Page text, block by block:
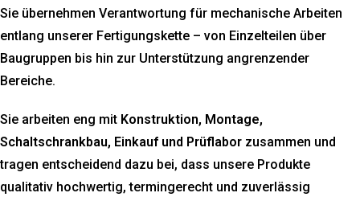
Sie übernehmen Verantwortung für mechanische Arbeiten
entlang unserer Fertigungskette – von Einzelteilen über
Baugruppen bis hin zur Unterstützung angrenzender
Bereiche.
Sie arbeiten eng mit Konstruktion, Montage,
Schaltschrankbau, Einkauf und Prüflabor zusammen und
tragen entscheidend dazu bei, dass unsere Produkte
qualitativ hochwertig, termingerecht und zuverlässig